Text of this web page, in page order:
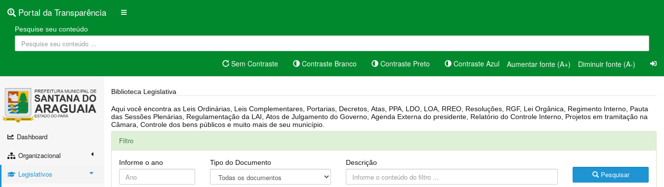
Portal da Transparência
Pesquise seu conteúdo
Sem Contraste Contraste Branco Contraste Preto Contraste Azul Aumentar fonte (A+) Diminuir fonte (A-)
Dashboard
Organizacional
Legislativos
Biblioteca Legislativa
Aqui você encontra as Leis Ordinárias, Leis Complementares, Portarias, Decretos, Atas, PPA, LDO, LOA, RREO, Resoluções, RGF, Lei Orgânica, Regimento Interno, Pauta
das Sessões Plenárias, Regulamentação da LAI, Atos de Julgamento do Governo, Agenda Externa do presidente, Relatório do Controle Interno, Projetos em tramitação na
Câmara, Controle dos bens públicos e muito mais de seu município.
Filtro
Informe o ano Tipo do Documento Descrição
Pesquisar